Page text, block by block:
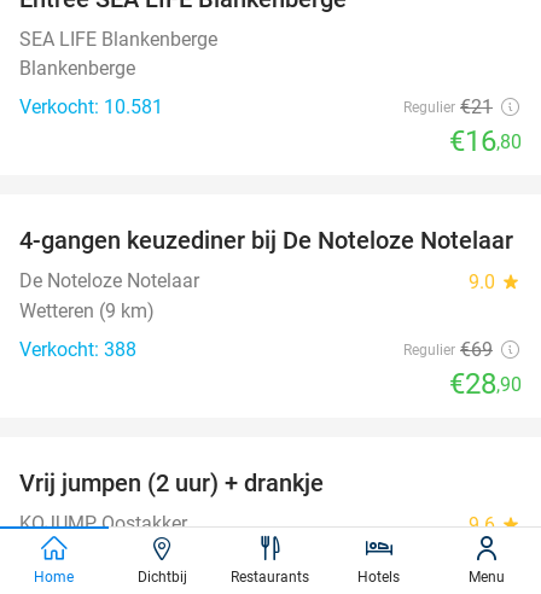
SEA LIFE Blankenberge
Blankenberge
Verkocht: 10.581
Regulier €21
€16,80
58%
4-gangen keuzediner bij De Noteloze Notelaar
De Noteloze Notelaar 9.0 star
Wetteren (9 km)
Verkocht: 388
Regulier €69
€28,90
Vrij jumpen (2 uur) + drankje
KOJUMP Oostakker 9.6star
Gent
Home Dichtbij Restaurants Hotels Menu